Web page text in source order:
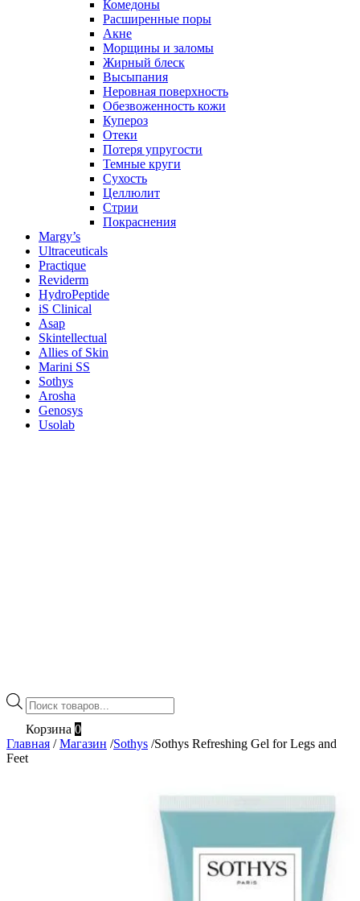
Комедоны
Расширенные поры
Акне
Морщины и заломы
Жирный блеск
Высыпания
Неровная поверхность
Обезвоженность кожи
Купероз
Отеки
Потеря упругости
Темные круги
Сухость
Целлюлит
Стрии
Покраснения
Margy’s
Ultraceuticals
Practique
Reviderm
HydroPeptide
iS Clinical
Asap
Skintellectual
Allies of Skin
Marini SS
Sothys
Arosha
Genosys
Usolab
Поиск
товаров
Корзина 0
Главная / Магазин /Sothys /Sothys Refreshing Gel for Legs and
Feet